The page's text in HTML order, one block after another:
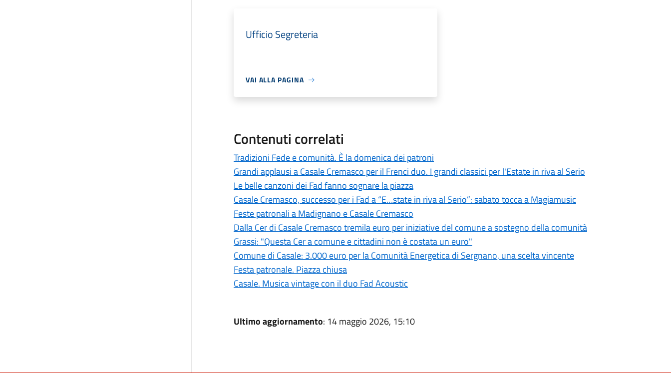
Ufficio Segreteria
VAI ALLA PAGINA
Contenuti correlati
Tradizioni Fede e comunità. È la domenica dei patroni
Grandi applausi a Casale Cremasco per il Frenci duo. I grandi classici per l'Estate in riva al Serio
Le belle canzoni dei Fad fanno sognare la piazza
Casale Cremasco, successo per i Fad a “E…state in riva al Serio”: sabato tocca a Magiamusic
Feste patronali a Madignano e Casale Cremasco
Dalla Cer di Casale Cremasco tremila euro per iniziative del comune a sostegno della comunità
Grassi: "Questa Cer a comune e cittadini non è costata un euro"
Comune di Casale: 3.000 euro per la Comunità Energetica di Sergnano, una scelta vincente
Festa patronale. Piazza chiusa
Casale. Musica vintage con il duo Fad Acoustic
Ultimo aggiornamento: 14 maggio 2026, 15:10